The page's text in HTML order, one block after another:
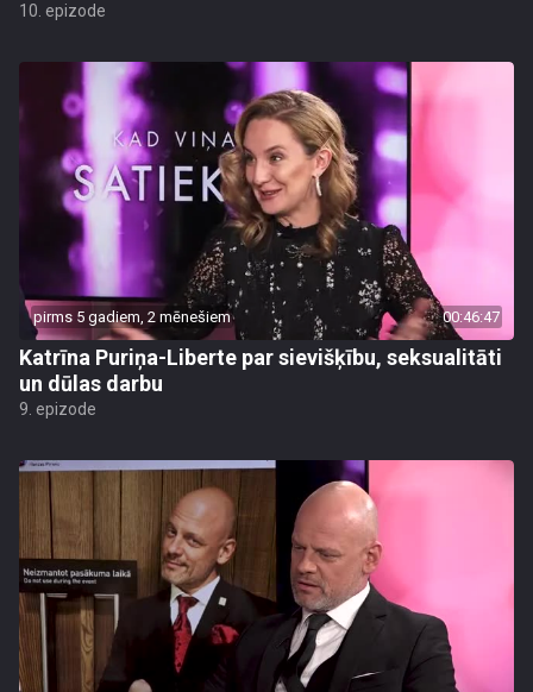
10. epizode
pirms 5 gadiem, 2 mēnešiem 00:46:47
Katrīna Puriņa-Liberte par sievišķību, seksualitāti
un dūlas darbu
9. epizode